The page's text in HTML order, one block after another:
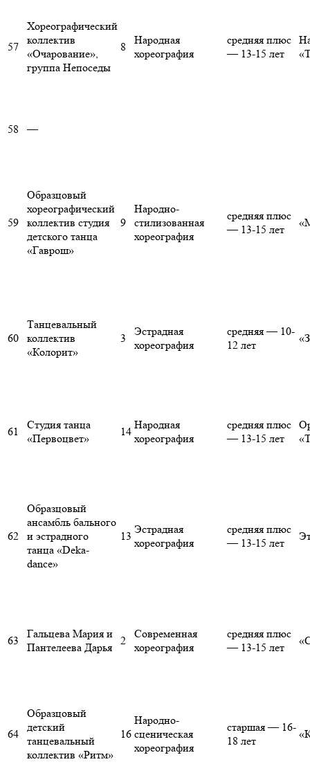
57
Хореографический
коллектив
«Очарование»,
группа Непоседы
8
Народная
хореография
средняя плюс
— 13-15 лет
58 —
59
Образцовый
хореографический
коллектив студия
детского танца
«Гаврош»
9
Народно-
стилизованная
хореография
средняя плюс
— 13-15 лет
60
Танцевальный
коллектив
«Колорит»
3
Эстрадная
хореография
средняя — 10-
12 лет
61
Студия танца
«Первоцвет»
14
Народная
хореография
средняя плюс
— 13-15 лет
62
Образцовый
ансамбль бального
и эстрадного
танца «Deka-
dance»
13
Эстрадная
хореография
средняя плюс
— 13-15 лет
63
Гальцева Мария и
Пантелеева Дарья
2
Современная
хореография
средняя плюс
— 13-15 лет
64
Образцовый
детский
танцевальный
коллектив «Ритм»
16
Народно-
сценическая
хореография
старшая — 16-
18 лет